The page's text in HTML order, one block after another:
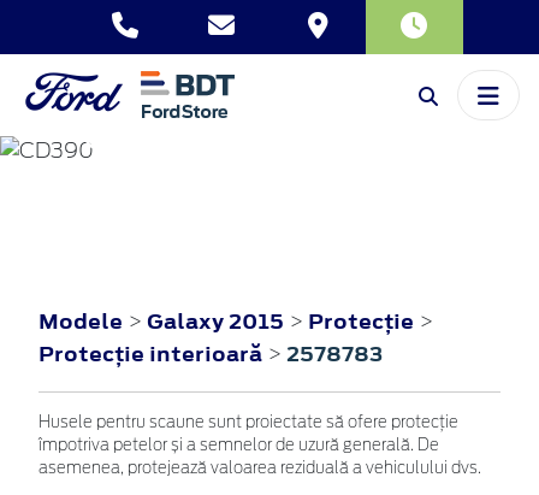
GALAXY
Modele > Galaxy 2015 > Protecţie >
Protecţie interioară > 2578783
Husele pentru scaune sunt proiectate să ofere protecție
împotriva petelor și a semnelor de uzură generală. De
asemenea, protejează valoarea reziduală a vehiculului dvs.